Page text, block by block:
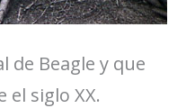
de Beagle y que
siglo XX.